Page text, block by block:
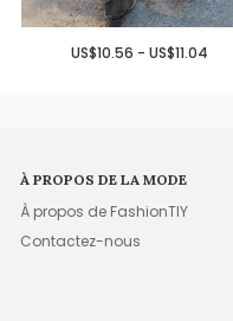
US$10.56 - US$11.04
À PROPOS DE LA MODE
À propos de FashionTIY
Contactez-nous